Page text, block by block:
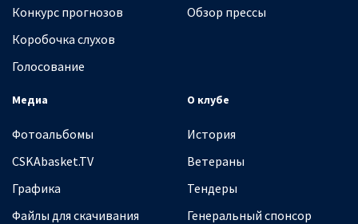
Конкурс прогнозов
Коробочка слухов
Голосование
Обзор прессы
Медиа
Фотоальбомы
CSKAbasket.TV
Графика
Файлы для скачивания
О клубе
История
Ветераны
Тендеры
Генеральный спонсор